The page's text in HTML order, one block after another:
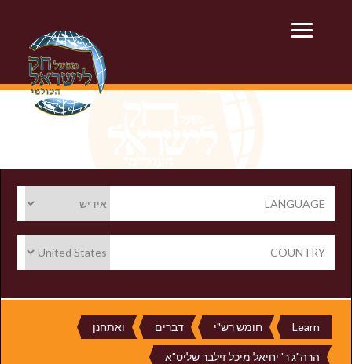
LANGUAGE
COUNTRY
Learn חומש רש"י דברים ואתחנן
הרה"ג ר' יחיאל מיכל זילבר שליט"א